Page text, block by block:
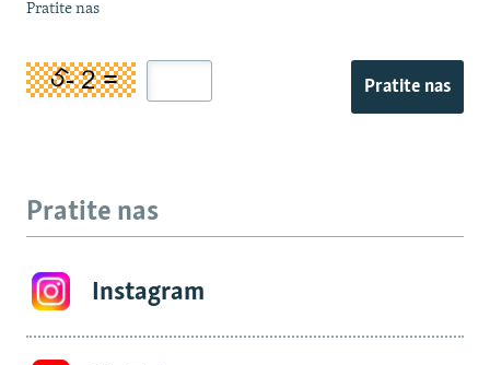
Pratite nas
Pratite nas
Pratite nas
Instagram